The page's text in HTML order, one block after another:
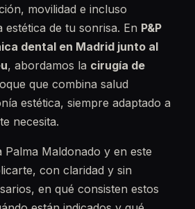
movilidad e incluso
de tu sonrisa. En P&P
dental en Madrid junto al
, abordamos la cirugía de
que combina salud
estética, siempre adaptado a
necesita.
Palma Maldonado y en este
con claridad y sin
en qué consisten estos